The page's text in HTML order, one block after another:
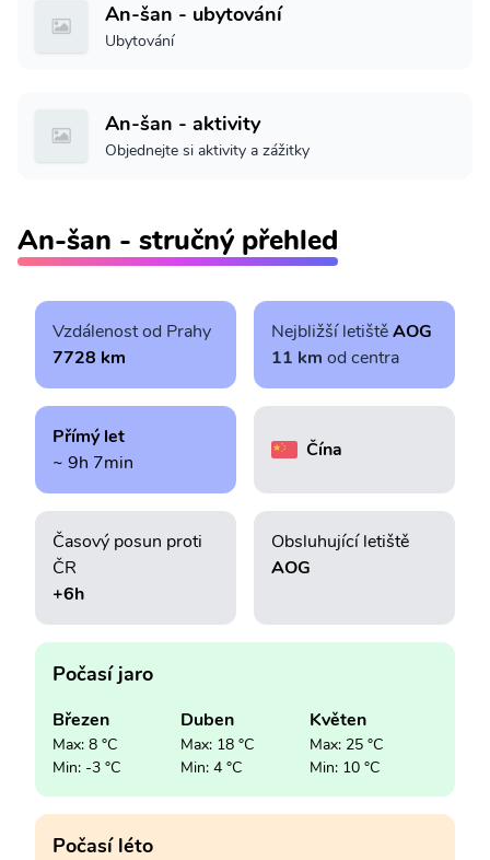
An-šan - ubytování
Ubytování
An-šan - aktivity
Objednejte si aktivity a zážitky
An-šan - stručný přehled
Vzdálenost od Prahy
7728 km
Nejbližší letištěAOG
11 km od centra
Přímý let
~ 9h 7min
Čína
Časový posun proti
ČR
+6h
Obsluhující letiště
AOG
Počasí jaro
Březen
Max: 8 °C
Min: -3 °C
Duben
Max: 18 °C
Min: 4 °C
Květen
Max: 25 °C
Min: 10 °C
Počasí léto